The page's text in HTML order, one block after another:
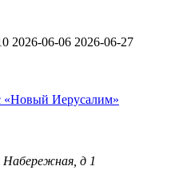
2026-06-06 2026-06-27
«Новый Иерусалим»
Набережная, д 1